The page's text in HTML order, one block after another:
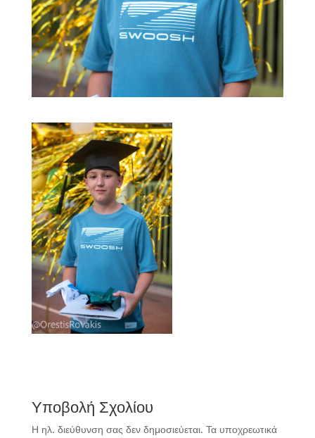
Υποβολή Σχολίου
Η ηλ. διεύθυνση σας δεν δημοσιεύεται. Τα υποχρεωτικά